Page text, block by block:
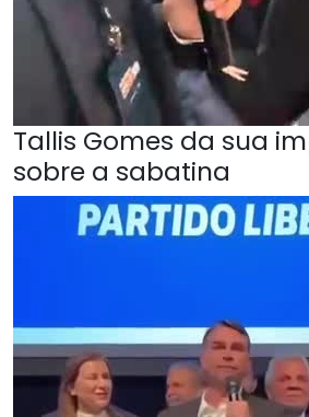
Tallis Gomes da sua
sobre a sabatina